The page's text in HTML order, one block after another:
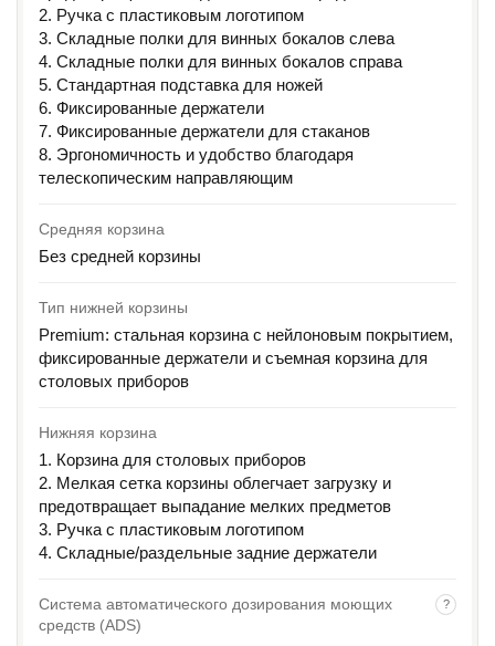
2. Ручка с пластиковым логотипом
3. Складные полки для винных бокалов слева
4. Складные полки для винных бокалов справа
5. Стандартная подставка для ножей
6. Фиксированные держатели
7. Фиксированные держатели для стаканов
8. Эргономичность и удобство благодаря
телескопическим направляющим
Средняя корзина
Без средней корзины
Тип нижней корзины
Premium: стальная корзина с нейлоновым покрытием,
фиксированные держатели и съемная корзина для
столовых приборов
Нижняя корзина
1. Корзина для столовых приборов
2. Мелкая сетка корзины облегчает загрузку и
предотвращает выпадание мелких предметов
3. Ручка с пластиковым логотипом
4. Складные/раздельные задние держатели
Система автоматического дозирования моющих
средств (ADS)
?